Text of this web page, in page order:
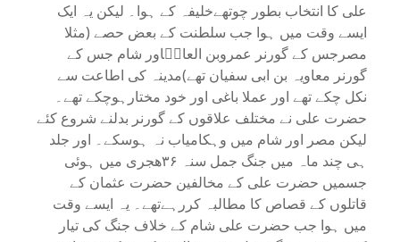
علی کا انتخاب بطور چوتھےخلیفہ کے ہوا۔ لیکن یہ ایک
ایسے وقت میں ہوا جب سلطنت کے بعض حصے (مثلا
مصرجس کے گورنر عمروبن العاصؓاور شام جس کے
گورنر معاویہ بن ابی سفیان تھے)مدینہ کی اطاعت سے
نکل چکے تھے اور عملا باغی اور خود مختارہوچکے تھے۔
حضرت علی نے مختلف علاقوں کے گورنر بدلنے شروع کئے
لیکن مصر اور شام میں وہکامیاب نہ ہوسکے۔ اور جلد
ہی چند ماہ میں جنگ جمل سنہ ۳۶ھجری میں ہوئی
جسمیں حضرت علی کے مخالفین حضرت عثمان کے
قاتلوں کے قصاص کا مطالبہ کررہےتھے۔ یہ ایسے وقت
میں ہوا جب حضرت علی شام کے خلاف جنگ کی تیار